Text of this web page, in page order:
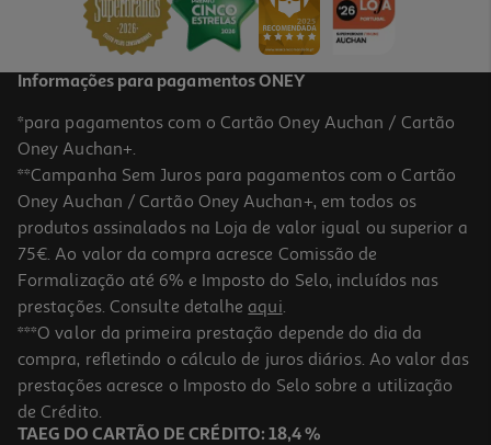
Informações para pagamentos ONEY
*para pagamentos com o Cartão Oney Auchan / Cartão
Oney Auchan+.
**Campanha Sem Juros para pagamentos com o Cartão
Oney Auchan / Cartão Oney Auchan+, em todos os
produtos assinalados na Loja de valor igual ou superior a
75€. Ao valor da compra acresce Comissão de
Formalização até 6% e Imposto do Selo, incluídos nas
prestações. Consulte detalhe aqui.
***O valor da primeira prestação depende do dia da
compra, refletindo o cálculo de juros diários. Ao valor das
prestações acresce o Imposto do Selo sobre a utilização
de Crédito.
TAEG DO CARTÃO DE CRÉDITO: 18,4 %